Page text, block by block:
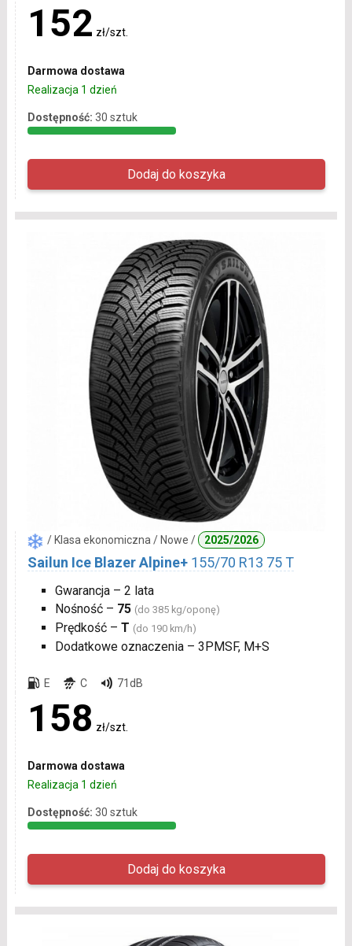
152 zł/szt.
Darmowa dostawa
Realizacja 1 dzień
Dostępność: 30 sztuk
/ Klasa ekonomiczna / Nowe / 2025/2026
Sailun Ice Blazer Alpine+ 155/70 R13 75 T
Gwarancja – 2 lata
Nośność – 75 (do 385 kg/oponę)
Prędkość – T (do 190 km/h)
Dodatkowe oznaczenia – 3PMSF, M+S
E C 71dB
158 zł/szt.
Darmowa dostawa
Realizacja 1 dzień
Dostępność: 30 sztuk